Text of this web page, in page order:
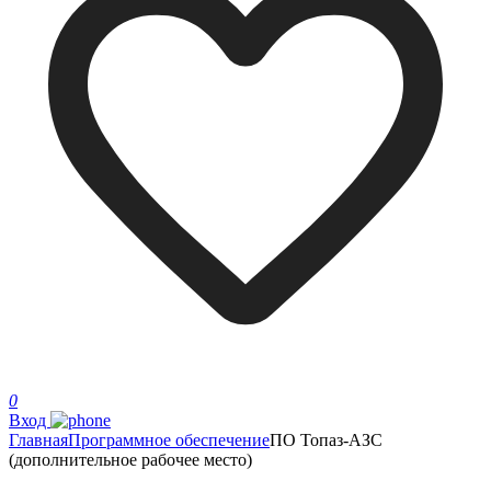
0
Вход
ГлавнаяПрограммное обеспечениеПО Топаз-АЗС
(дополнительное рабочее место)